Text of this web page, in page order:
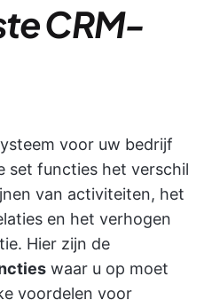
CRM-
voor uw bedrijf
set functies het verschil
van activiteiten, het
en het verhogen
Hier zijn de
waar u op moet
voordelen voor